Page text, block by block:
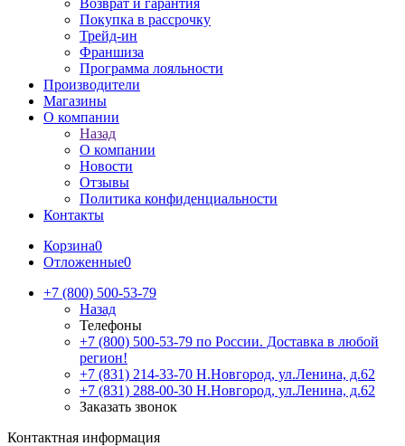
Возврат и гарантия
Покупка в рассрочку
Трейд-ин
Франшиза
Программа лояльности
Производители
Магазины
О компании
Назад
О компании
Новости
Отзывы
Политика конфиденциальности
Контакты
Корзина0
Отложенные0
+7 (800) 500-53-79
Назад
Телефоны
+7 (800) 500-53-79 по России. Доставка в любой
регион!
+7 (831) 214-33-70 Н.Новгород, ул.Ленина, д.62
+7 (831) 288-00-30 Н.Новгород, ул.Ленина, д.62
Заказать звонок
Контактная информация